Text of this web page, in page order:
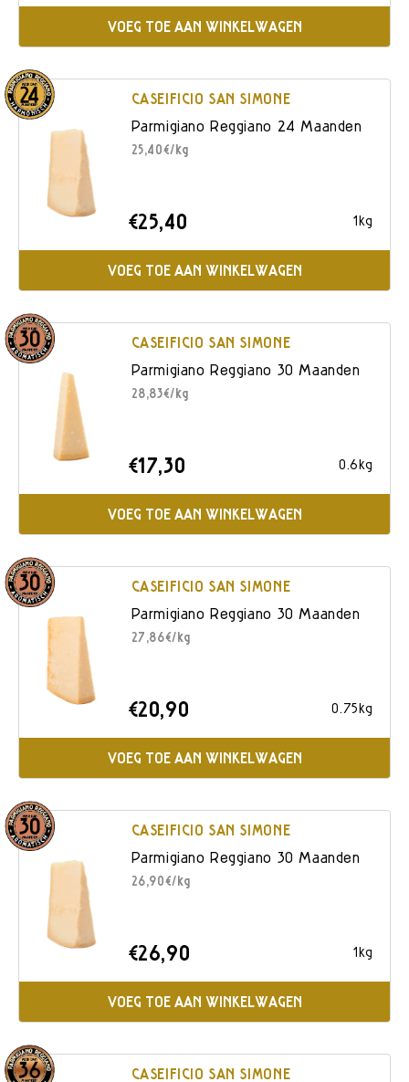
VOEG TOE AAN WINKELWAGEN
CASEIFICIO SAN SIMONE
Parmigiano Reggiano 24 Maanden
25,40€/kg
€25,40 1kg
VOEG TOE AAN WINKELWAGEN
CASEIFICIO SAN SIMONE
Parmigiano Reggiano 30 Maanden
28,83€/kg
€17,30 0.6kg
VOEG TOE AAN WINKELWAGEN
CASEIFICIO SAN SIMONE
Parmigiano Reggiano 30 Maanden
27,86€/kg
€20,90 0.75kg
VOEG TOE AAN WINKELWAGEN
CASEIFICIO SAN SIMONE
Parmigiano Reggiano 30 Maanden
26,90€/kg
€26,90 1kg
VOEG TOE AAN WINKELWAGEN
CASEIFICIO SAN SIMONE